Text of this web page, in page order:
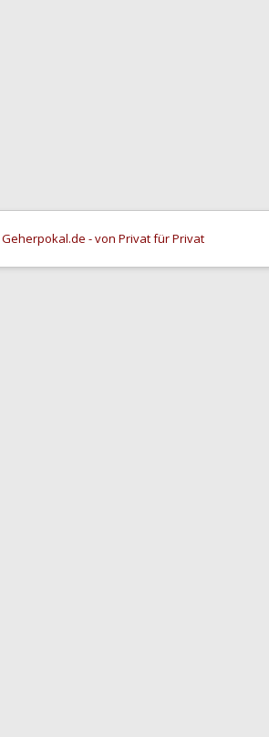
Geherpokal.de - von Privat für Privat